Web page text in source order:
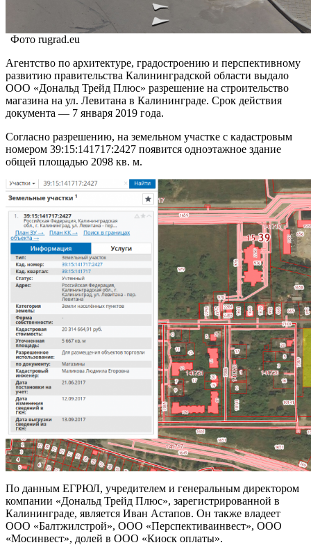
Фото rugrad.eu
Агентство по архитектуре, градостроению и перспективному
развитию правительства Калининградской области выдало
ООО «Дональд Трейд Плюс» разрешение на строительство
магазина на ул. Левитана в Калининграде. Срок действия
документа — 7 января 2019 года.
Согласно разрешению, на земельном участке с кадастровым
номером 39:15:141717:2427 появится одноэтажное здание
общей площадью 2098 кв. м.
По данным ЕГРЮЛ, учредителем и генеральным директором
компании «Дональд Трейд Плюс», зарегистрированной в
Калининграде, является Иван Астапов. Он также владеет
ООО «Балтжилстрой», ООО «Перспективаинвест», ООО
«Мосинвест», долей в ООО «Киоск оплаты».